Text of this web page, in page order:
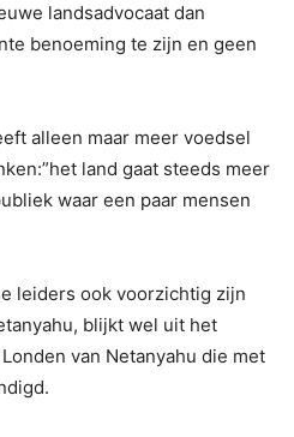
landsadvocaat dan
benoeming te zijn en geen
alleen maar meer voedsel
land gaat steeds meer
waar een paar mensen
leiders ook voorzichtig zijn
blijkt wel uit het
van Netanyahu die met